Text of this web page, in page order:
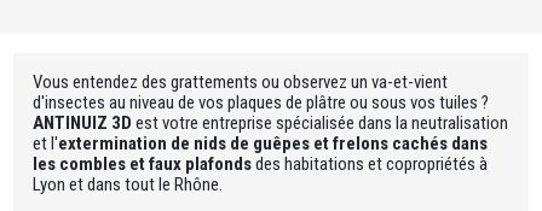
Vous entendez des grattements ou observez un va-et-vient
d'insectes au niveau de vos plaques de plâtre ou sous vos tuiles ?
ANTINUIZ 3D est votre entreprise spécialisée dans la neutralisation
et l'extermination de nids de guêpes et frelons cachés dans
les combles et faux plafondsdes habitations et copropriétés à
Lyon et dans tout le Rhône.